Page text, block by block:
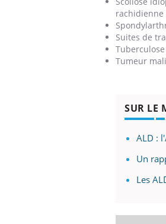
rachidienne
Suites de
Tumeur
SUR LE
ALD :
Un
Les